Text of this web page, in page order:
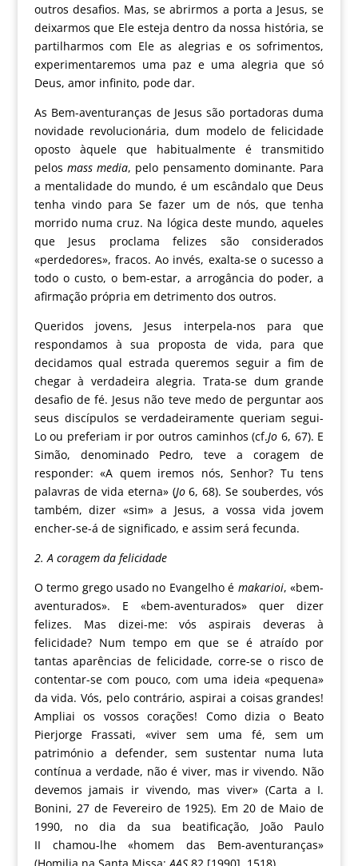
outros desafios. Mas, se abrirmos a porta a Jesus, se
deixarmos que Ele esteja dentro da nossa história, se
partilharmos com Ele as alegrias e os sofrimentos,
experimentaremos uma paz e uma alegria que só
Deus, amor infinito, pode dar.
As Bem-aventuranças de Jesus são portadoras duma
novidade revolucionária, dum modelo de felicidade
oposto àquele que habitualmente é transmitido
pelos mass media, pelo pensamento dominante. Para
a mentalidade do mundo, é um escândalo que Deus
tenha vindo para Se fazer um de nós, que tenha
morrido numa cruz. Na lógica deste mundo, aqueles
que Jesus proclama felizes são considerados
«perdedores», fracos. Ao invés, exalta-se o sucesso a
todo o custo, o bem-estar, a arrogância do poder, a
afirmação própria em detrimento dos outros.
Queridos jovens, Jesus interpela-nos para que
respondamos à sua proposta de vida, para que
decidamos qual estrada queremos seguir a fim de
chegar à verdadeira alegria. Trata-se dum grande
desafio de fé. Jesus não teve medo de perguntar aos
seus discípulos se verdadeiramente queriam segui-
Lo ou preferiam ir por outros caminhos (cf.Jo 6, 67). E
Simão, denominado Pedro, teve a coragem de
responder: «A quem iremos nós, Senhor? Tu tens
palavras de vida eterna» (Jo6, 68). Se souberdes, vós
também, dizer «sim» a Jesus, a vossa vida jovem
encher-se-á de significado, e assim será fecunda.
2. A coragem da felicidade
O termo grego usado no Evangelho é makarioi, «bem-
aventurados». E «bem-aventurados» quer dizer
felizes. Mas dizei-me: vós aspirais deveras à
felicidade? Num tempo em que se é atraído por
tantas aparências de felicidade, corre-se o risco de
contentar-se com pouco, com uma ideia «pequena»
da vida. Vós, pelo contrário, aspirai a coisas grandes!
Ampliai os vossos corações! Como dizia o Beato
Pierjorge Frassati, «viver sem uma fé, sem um
património a defender, sem sustentar numa luta
contínua a verdade, não é viver, mas ir vivendo. Não
devemos jamais ir vivendo, mas viver» (Carta a I.
Bonini, 27 de Fevereiro de 1925). Em 20 de Maio de
1990, no dia da sua beatificação, João Paulo
II chamou-lhe «homem das Bem-aventuranças»